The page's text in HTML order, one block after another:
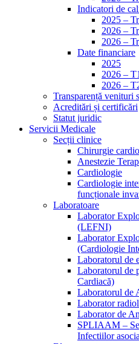
Indicatori de
2025 –
2026 –
2026 –
Date financiare
2025
2026 – T1
2026 –
Transparență venituri
Acreditări și certificări
Statut juridic
Servicii Medicale
Secții clinice
Chirurgie
Anestezie
Cardiologie
Cardiologie
funcționale
Laboratoare
Laborator
(LEFNI)
Laborator
(Cardiologie
Laboratorul de
Laboratorul de
Cardiacă)
Laboratorul de
Laborator
Laborator de
SPLIAAM –
Infectiilor